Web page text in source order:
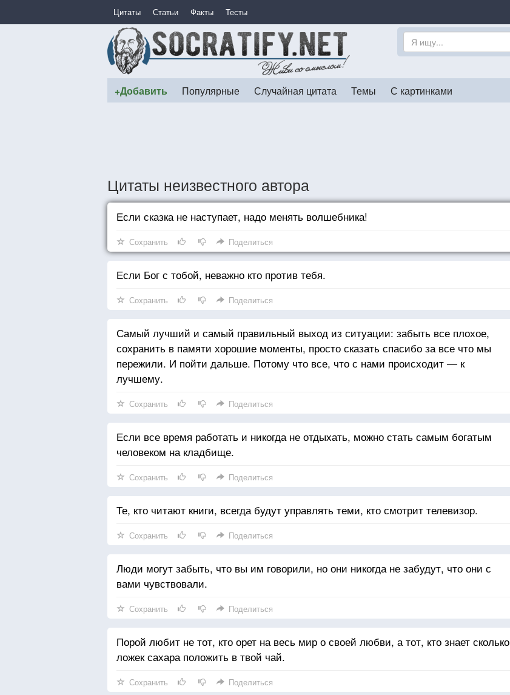
Цитаты Статьи Факты Тесты
+Добавить Популярные Случайная цитата Темы С картинками
Цитаты неизвестного автора
Если сказка не наступает, надо менять волшебника!
Сохранить Поделиться
Если Бог с тобой, неважно кто против тебя.
Сохранить Поделиться
Самый лучший и самый правильный выход из ситуации: забыть все плохое,
сохранить в памяти хорошие моменты, просто сказать спасибо за все что мы
пережили. И пойти дальше. Потому что все, что с нами происходит — к
лучшему.
Сохранить Поделиться
Если все время работать и никогда не отдыхать, можно стать самым богатым
человеком на кладбище.
Сохранить Поделиться
Те, кто читают книги, всегда будут управлять теми, кто смотрит телевизор.
Сохранить Поделиться
Люди могут забыть, что вы им говорили, но они никогда не забудут, что они с
вами чувствовали.
Сохранить Поделиться
Порой любит не тот, кто орет на весь мир о своей любви, а тот, кто знает сколько
ложек сахара положить в твой чай.
Сохранить Поделиться